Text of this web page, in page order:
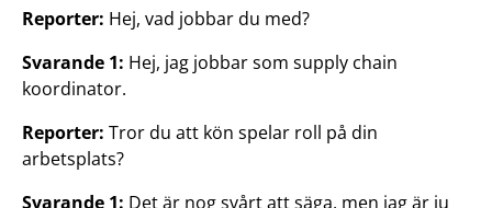
Reporter: Hej, vad jobbar du med?
Svarande 1: Hej, jag jobbar som supply chain
koordinator.
Reporter: Tror du att kön spelar roll på din
arbetsplats?
Svarande 1: Det är nog svårt att säga, men jag är ju